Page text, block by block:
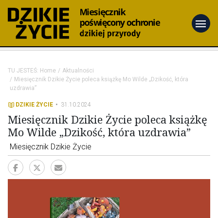
menu
TU JESTEŚ: Home
Aktualności
Miesięcznik Dzikie Życie poleca książkę Mo Wilde „Dzikość, która
uzdrawia”
DZIKIE ŻYCIE 31.10.2024
Miesięcznik Dzikie Życie poleca książkę
Mo Wilde „Dzikość, która uzdrawia”
Miesięcznik Dzikie Życie